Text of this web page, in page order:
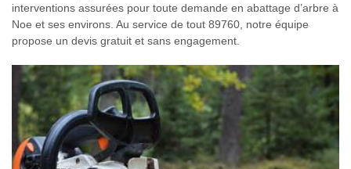
interventions assurées pour toute demande en abattage d’arbre à
Noe et ses environs. Au service de tout 89760, notre équipe
propose un devis gratuit et sans engagement.